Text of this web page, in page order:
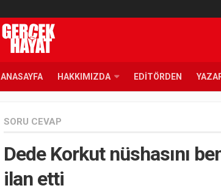
ANASAYFA HAKKIMIZDA EDITÖRDEN
SORU CEVAP
Dede Korkut nüshasını
ilan etti